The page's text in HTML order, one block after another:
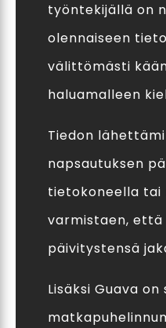
työntekijällä on
olennaiseen
välittömästi
haluamalleen
Tiedon
napsautuksen
tietokoneella tai
varmistaen, että
päivitystensä
Lisäksi Guava